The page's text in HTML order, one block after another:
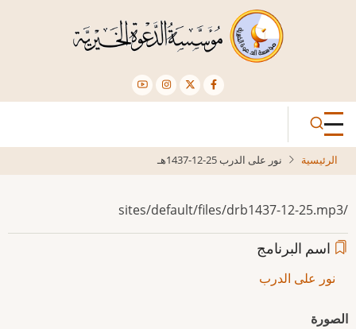
الرئيسية نور على الدرب 25-12-1437هـ
/sites/default/files/drb1437-12-25.mp3
اسم البرنامج
نور على الدرب
الصورة